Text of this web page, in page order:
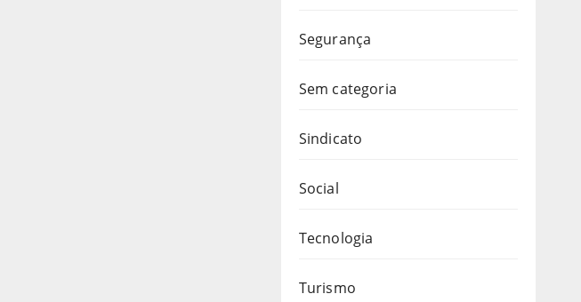
Segurança
Sem categoria
Sindicato
Social
Tecnologia
Turismo